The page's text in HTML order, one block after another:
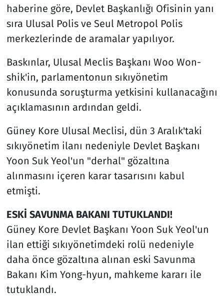
haberine göre, Devlet Başkanlığı Ofisinin yanı
sıra Ulusal Polis ve Seul Metropol Polis
merkezlerinde de aramalar yapılıyor.
Baskınlar, Ulusal Meclis Başkanı Woo Won-
shik'in, parlamentonun sıkıyönetim
konusunda soruşturma yetkisini kullanacağını
açıklamasının ardından geldi.
Güney Kore Ulusal Meclisi, dün 3 Aralık'taki
sıkıyönetim ilanı nedeniyle Devlet Başkanı
Yoon Suk Yeol'un "derhal" gözaltına
alınmasını içeren karar tasarısını kabul
etmişti.
ESKİ SAVUNMA BAKANI TUTUKLANDI!
Güney Kore Devlet Başkanı Yoon Suk Yeol'un
ilan ettiği sıkıyönetimdeki rolü nedeniyle
daha önce gözaltına alınan eski Savunma
Bakanı Kim Yong-hyun, mahkeme kararı ile
tutuklandı.